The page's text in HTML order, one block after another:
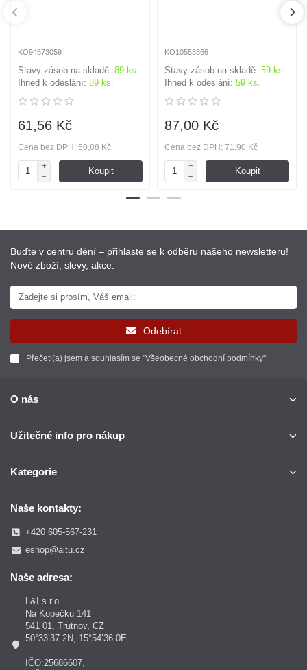
KO94573059
Stavy zásob na skladě: 89 ks.
Ihned k odeslání: 89 ks.
61,56 Kč
Cena bez DPH: 50,88 Kč
Koupit
KO10553366
Stavy zásob na skladě: 59 ks.
Ihned k odeslání: 59 ks.
87,00 Kč
Cena bez DPH: 71,90 Kč
Koupit
Buďte v centru dění – přihlaste se k odběru našeho newsletteru!
Nové zboží, slevy, akce.
Odebírat
Přečetl(a) jsem a souhlasím se "Všeobecné obchodní podmínky"
O nás
Užitečné info pro nákup
Kategorie
Naše kontakty:
+420 605-567-231
eshop@aitu.cz
Naše adresa:
L&I s.r.o.
Na Kopečku 141
541 01, Trutnov, CZ
50°33’37.2N, 15°54’36.0E
IČO:25686607,